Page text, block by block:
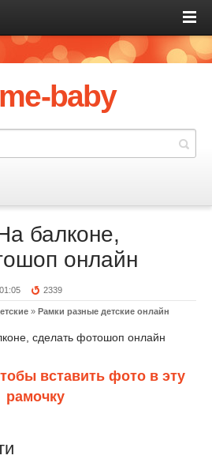
baby
балконе,
онлайн
2339
» Рамки разные детские онлайн
сделать фотошоп онлайн
вставить фото в эту
рамочку